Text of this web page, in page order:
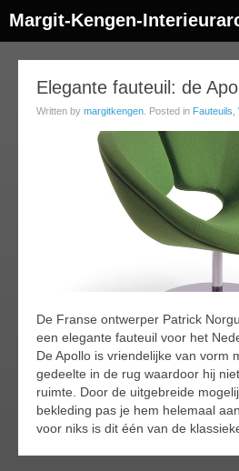
Margit-Kengen-
Elegante fauteuil: de
Written by margitkengen . Posted in Fauteuils
De Franse ontwerper Patrick
een elegante fauteuil voor het
De Apollo is vriendelijke van vorm
gedeelte in de rug waardoor hij
ruimte. Door de uitgebreide
bekleding pas je hem helemaal
voor niks is dit één van de